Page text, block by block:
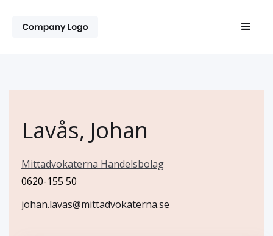
Lavås, Johan
Mittadvokaterna Handelsbolag
0620-155 50
johan.lavas@mittadvokaterna.se